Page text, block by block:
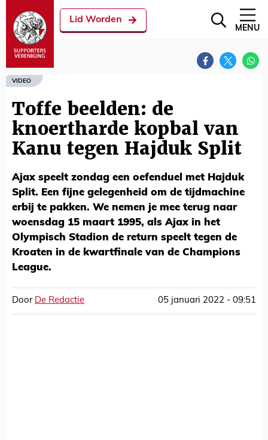
Lid Worden
MENU
VIDEO
Toffe beelden: de
knoertharde kopbal van
Kanu tegen Hajduk Split
Ajax speelt zondag een oefenduel met Hajduk
Split. Een fijne gelegenheid om de tijdmachine
erbij te pakken. We nemen je mee terug naar
woensdag 15 maart 1995, als Ajax in het
Olympisch Stadion de return speelt tegen de
Kroaten in de kwartfinale van de Champions
League.
Door De Redactie 05 januari 2022 - 09:51